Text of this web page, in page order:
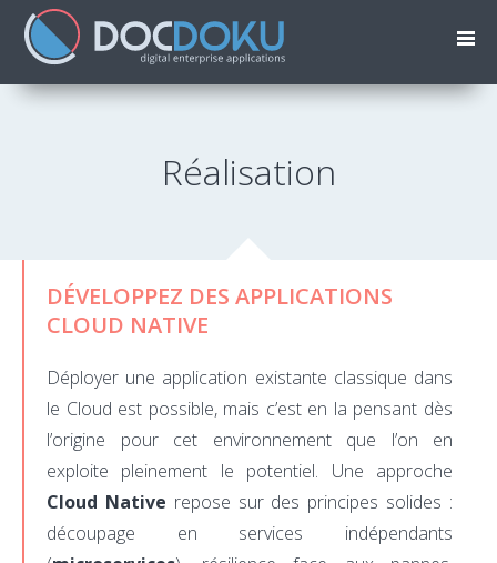
Réalisation
DÉVELOPPEZ DES APPLICATIONS
CLOUD NATIVE
Déployer une application existante classique dans
le Cloud est possible, mais c’est en la pensant dès
l’origine pour cet environnement que l’on en
exploite pleinement le potentiel. Une approche
Cloud Native repose sur des principes solides :
découpage en services indépendants